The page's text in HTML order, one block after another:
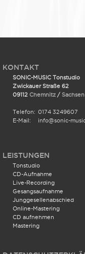
KONTAKT
SONIC-MUSIC Tonstudio
Zwickauer Straße 62
09112 Chemnitz / Sachsen
Telefon: 0174 3249607
E-Mail:
info@sonic-
LEISTUNGEN
Tonstudio
CD-Aufnahme
Live-Recording
Gesangsaufnahme
Junggesellenabschied
Online-Mastering
CD aufnehmen
Mastering